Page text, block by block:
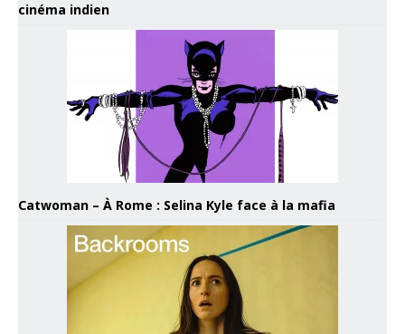
cinéma indien
Catwoman – À Rome : Selina Kyle face à la mafia